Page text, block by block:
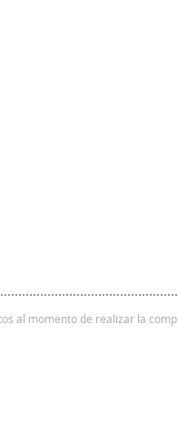
al momento de realizar la